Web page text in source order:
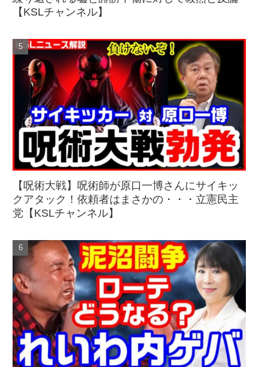
【KSLチャンネル】
【呪術大戦】呪術師が原口一博さんにサイキッ
クアタック！依頼者はまさかの・・・立憲民主
党【KSLチャンネル】